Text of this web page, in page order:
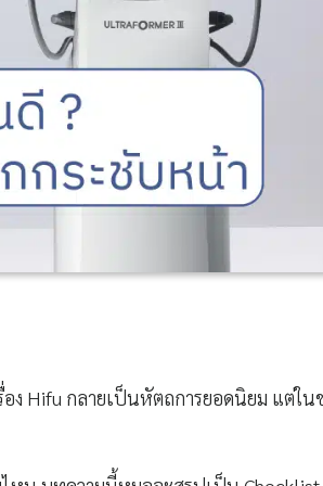
ง Hifu กลายเป็นหัตถการยอดนิยม แต่ใ